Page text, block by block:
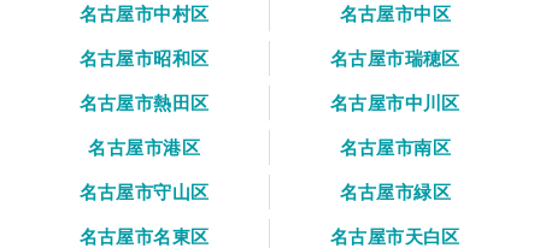
名古屋市中村区
名古屋市中区
名古屋市昭和区
名古屋市瑞穂区
名古屋市熱田区
名古屋市中川区
名古屋市港区
名古屋市南区
名古屋市守山区
名古屋市緑区
名古屋市名東区
名古屋市天白区